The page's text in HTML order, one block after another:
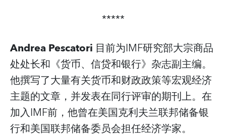
*****
Andrea Pescatori 目前为IMF研究部大宗商品
处处长和《货币、信贷和银行》杂志副主编。
他撰写了大量有关货币和财政政策等宏观经济
主题的文章，并发表在同行评审的期刊上。在
加入IMF前，他曾在美国克利夫兰联邦储备银
行和美国联邦储备委员会担任经济学家。